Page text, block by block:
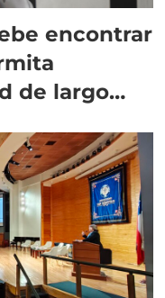
encontrar
de largo